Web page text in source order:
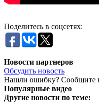
Поделитесь в соцсетях:
Новости партнеров
Обсудить новость
Нашли ошибку? Сообщите
Популярные видео
Другие новости по теме: